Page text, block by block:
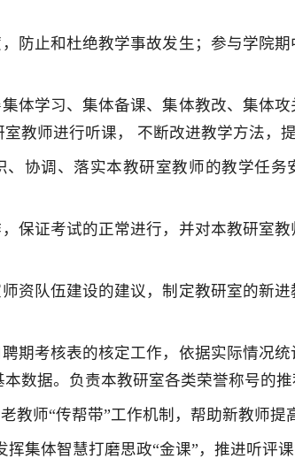
防止和杜绝教学事故发生；参与学院
体学习、集体备课、集体教改、集体
教师进行听课， 不断改进教学方法，提
协调、落实本教研室教师的教学任务
保证考试的正常进行，并对本教研室教
资队伍建设的建议，制定教研室的新
期考核表的核定工作，依据实际情况
数据。负责本教研室各类荣誉称号的推
教师“传帮带”工作机制，帮助新教师提
集体智慧打磨思政“金课”，推进听评课